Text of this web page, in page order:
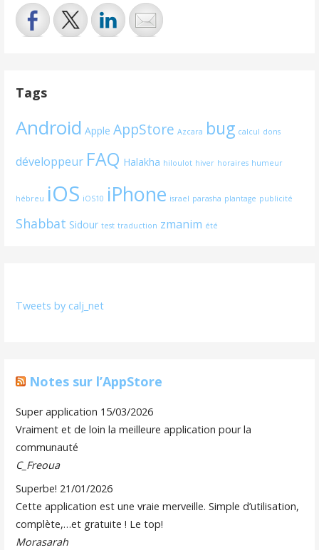
Tags
Android Apple AppStore Azcara bug calcul dons
développeur FAQ Halakha hiloulot hiver horaires humeur
hébreu iOS iOS10 iPhone israel parasha plantage publicité
Shabbat Sidour test traduction zmanim été
Tweets by calj_net
Notes sur l’AppStore
Super application 15/03/2026
Vraiment et de loin la meilleure application pour la
communauté
C_Freoua
Superbe! 21/01/2026
Cette application est une vraie merveille. Simple d’utilisation,
complète,…et gratuite ! Le top!
Morasarah